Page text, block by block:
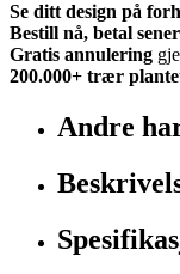
Se ditt design på
Bestill nå, betal
Gratis annulering
200.000+ trær
Andre